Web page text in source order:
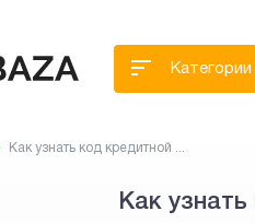
Категории
Как узнать код кредитной ...
Как